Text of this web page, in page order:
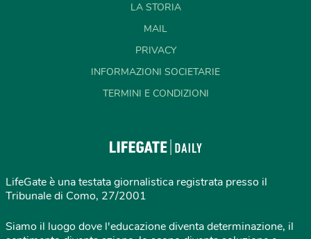
LA STORIA
MAIL
PRIVACY
INFORMAZIONI SOCIETARIE
TERMINI E CONDIZIONI
LifeGate è una testata giornalistica registrata presso il
Tribunale di Como, 27/2001
Siamo il luogo dove l'educazione diventa determinazione, il